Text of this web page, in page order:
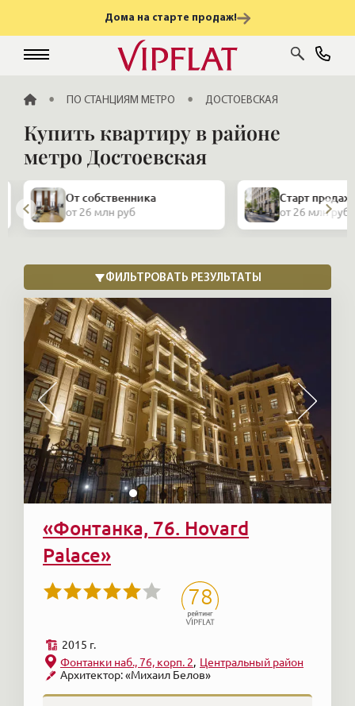
Дома на старте продаж!
ГЛАВНАЯПО СТАНЦИЯМ МЕТРО ДОСТОЕВСКАЯ
Купить квартиру в районе
метро Достоевская
От собственника
от 26 млн руб
Старт продаж
от 26 млн руб
«Фонтанка, 76. Hovard
Palace»
78
2015 г.
Архитектор: «Михаил Белов»
Фонтанки наб., 76, корп. 2 Центральный район